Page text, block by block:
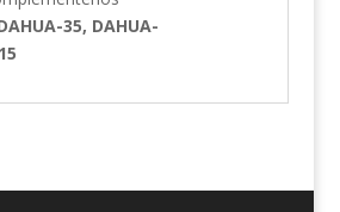
35, DAHUA-